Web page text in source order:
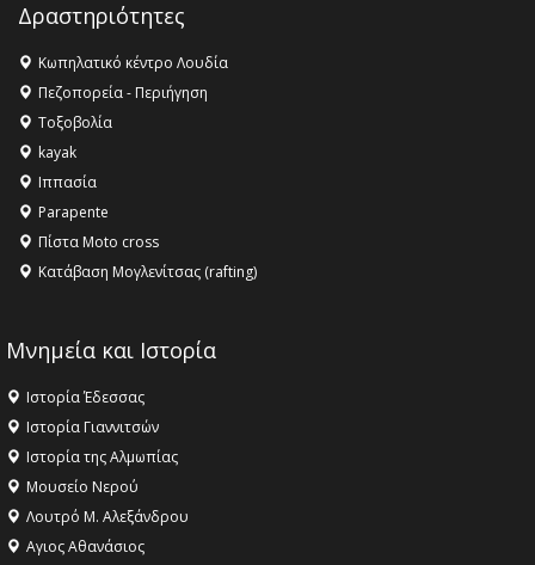
16:27 - Όλυμπος: Εντάχθηκε στον Κατάλογο Παγκόσμιας
Κληρονομιάς της UNESCO – Ομόφωνη η απόφαση Ο
Όλυμπος αναγνωρίστηκε ως φυσικό και πολιτιστικό
αγαθό εξέχουσας οικουμενικής αξίας για την
ανθρωπότητα
16:18 -
ΣΤΗΝ ΕΔΕΣΣΑ
Δραστηριότητες
Κωπηλατικό κέντρο Λουδία
Πεζοπορεία - Περιήγηση
Τοξοβολία
kayak
Ιππασία
Parapente
Πίστα Moto cross
Κατάβαση Μογλενίτσας (rafting)
Μνημεία και Ιστορία
Ιστορία Έδεσσας
Ιστορία Γιαννιτσών
Ιστορία της Αλμωπίας
Μουσείο Νερού
Λουτρό Μ. Αλεξάνδρου
Αγιος Αθανάσιος